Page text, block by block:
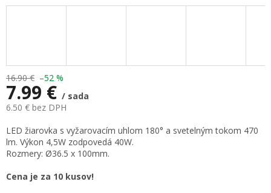
16.90 € –52 %
7.99 € / sada
6.50 € bez DPH
Jednotková
cena:
LED žiarovka s vyžarovacím uhlom 180° a svetelným tokom 470
lm. Výkon 4,5W zodpovedá 40W.
Rozmery: Ø36.5 x 100mm.
Cena je za 10 kusov!